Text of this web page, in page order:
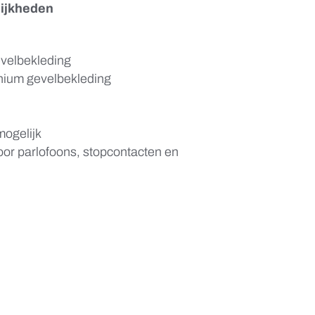
gevelbekleding
parlofoons, stopcontacten en